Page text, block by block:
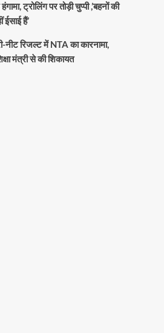
ट्रोलिंग पर तोड़ी चुप्पी ,’बहनों की
ईसाई हैं’
रिजल्ट में NTA का कारनामा,
मंत्री से की शिकायत